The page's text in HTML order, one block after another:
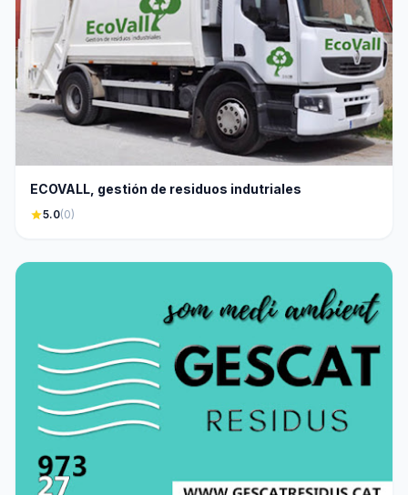
ECOVALL, gestión de residuos indutriales
star5.0(0)